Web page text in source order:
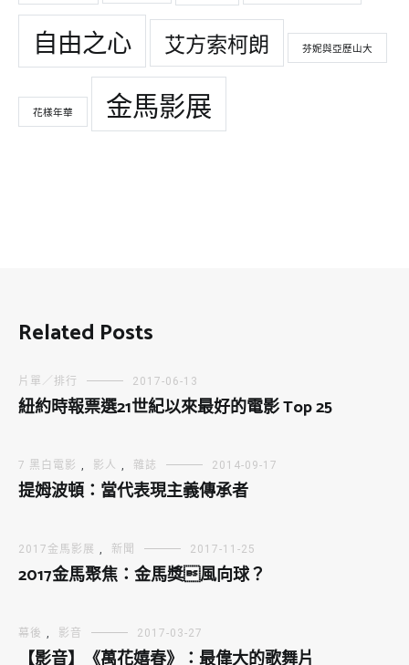
自由之心 艾方索柯朗 芬妮與亞歷山大
花樣年華 金馬影展
Related Posts
片單／排行 2017-06-13
紐約時報票選21世紀以來最好的電影 Top 25
7 黑白電影 , 影人 , 雜誌 2014-09-17
提姆波頓：當代表現主義傳承者
2017金馬影展 , 新聞 2017-11-25
2017金馬聚焦：金馬獎風向球？
幕後 , 影音 2017-03-27